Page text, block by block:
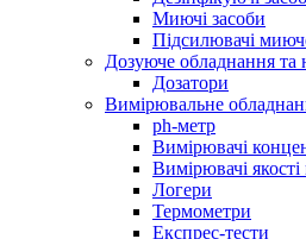
Миючі засоби
Підсилювачі
Дозуюче обладнання та
Дозатори
Вимірювальне
ph-метр
Вимірювачі
Вимірювачі якості
Логери
Термометри
Експрес-тести